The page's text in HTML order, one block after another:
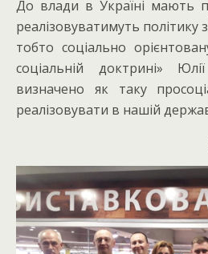
До влади в Україні мають
реалізовуватимуть
тобто соціально
соціальній доктрині»
визначено як таку
реалізовувати в нашій